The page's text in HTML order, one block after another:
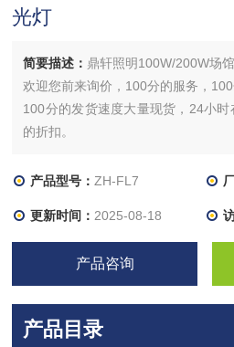
光灯
简要描述： 鼎轩照明100W/200W场
欢迎您前来询价，100分的服务，
100分的发货速度大量现货，24小时
的折扣。
产品型号：ZH-FL7
更新时间： 2025-08-18
产品咨询
产品目录